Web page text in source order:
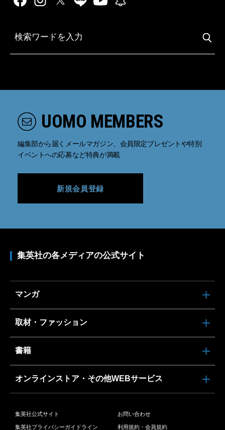
UOMO MEMBERS
編集部から届くメールマガジン、会員限定プレゼントや特別
イベントへの応募など特典が満載
新規会員登録
集英社の各メディアの公式サイト
マンガ
取材・ファッション
書籍
オンラインストア・その他WEBサービス
集英社公式サイト お問い合わせ
集英社プライバシーガイドライン 利用規約・会員規約